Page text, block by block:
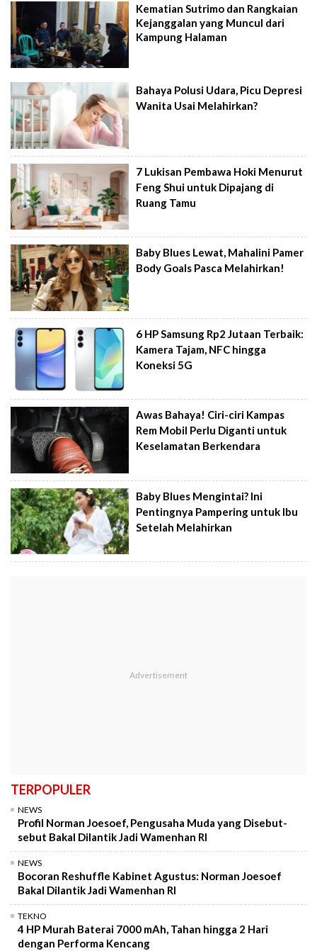
Kematian Sutrimo dan Rangkaian
Kejanggalan yang Muncul dari
Kampung Halaman
Bahaya Polusi Udara, Picu Depresi
Wanita Usai Melahirkan?
7 Lukisan Pembawa Hoki Menurut
Feng Shui untuk Dipajang di
Ruang Tamu
Baby Blues Lewat, Mahalini Pamer
Body Goals Pasca Melahirkan!
6 HP Samsung Rp2 Jutaan Terbaik:
Kamera Tajam, NFC hingga
Koneksi 5G
Awas Bahaya! Ciri-ciri Kampas
Rem Mobil Perlu Diganti untuk
Keselamatan Berkendara
Baby Blues Mengintai? Ini
Pentingnya Pampering untuk Ibu
Setelah Melahirkan
TERPOPULER
NEWS
Profil Norman Joesoef, Pengusaha Muda yang Disebut-
sebut Bakal Dilantik Jadi Wamenhan RI
NEWS
Bocoran Reshuffle Kabinet Agustus: Norman Joesoef
Bakal Dilantik Jadi Wamenhan RI
TEKNO
4 HP Murah Baterai 7000 mAh, Tahan hingga 2 Hari
dengan Performa Kencang